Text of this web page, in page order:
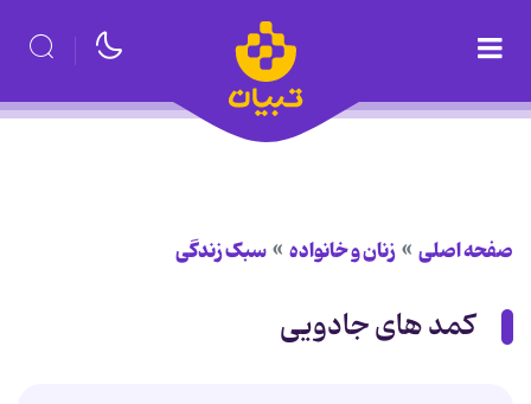
صفحه اصلی زنان و خانواده سبک زندگی
کمد های جادویی